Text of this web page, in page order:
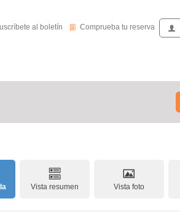
de novedades
al boletín Comprueba tu reserva
Comprueba tu reserva
Vista resumen Vista foto